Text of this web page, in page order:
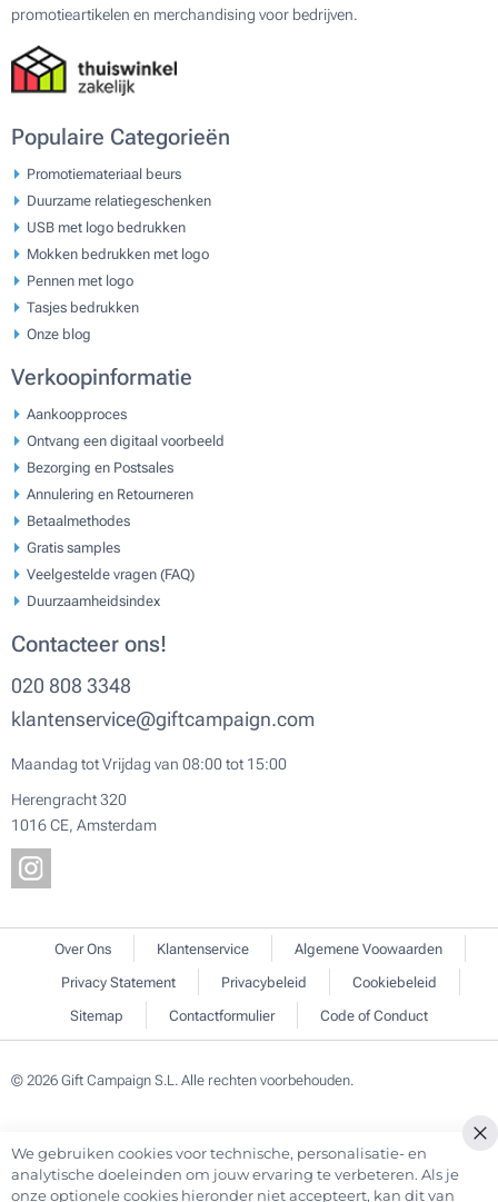
promotieartikelen en merchandising voor bedrijven.
Populaire Categorieën
Promotiemateriaal beurs
Duurzame relatiegeschenken
USB met logo bedrukken
Mokken bedrukken met logo
Pennen met logo
Tasjes bedrukken
Onze blog
Verkoopinformatie
Aankoopproces
Ontvang een digitaal voorbeeld
Bezorging en Postsales
Annulering en Retourneren
Betaalmethodes
Gratis samples
Veelgestelde vragen (FAQ)
Duurzaamheidsindex
Contacteer ons!
020 808 3348
klantenservice@giftcampaign.com
Maandag tot Vrijdag van 08:00 tot 15:00
Herengracht 320
1016 CE, Amsterdam
Over Ons Klantenservice
Algemene Voowaarden
Privacy Statement
Privacybeleid
Cookiebeleid
Sitemap
Contactformulier Code of Conduct
© 2026 Gift Campaign S.L. Alle rechten voorbehouden.
We gebruiken cookies voor technische, personalisatie- en
analytische doeleinden om jouw ervaring te verbeteren. Als je
onze optionele cookies hieronder niet accepteert, kan dit van